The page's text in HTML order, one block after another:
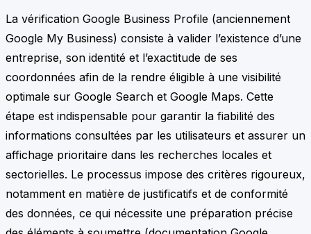
La vérification Google Business Profile (anciennement
Google My Business) consiste à valider l’existence d’une
entreprise, son identité et l’exactitude de ses
coordonnées afin de la rendre éligible à une visibilité
optimale sur Google Search et Google Maps. Cette
étape est indispensable pour garantir la fiabilité des
informations consultées par les utilisateurs et assurer un
affichage prioritaire dans les recherches locales et
sectorielles. Le processus impose des critères rigoureux,
notamment en matière de justificatifs et de conformité
des données, ce qui nécessite une préparation précise